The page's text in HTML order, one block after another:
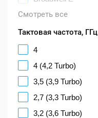
Смотреть все
Тактовая частота, ГГц
4
4 (4,2 Turbo)
3,5 (3,9 Turbo)
2,7 (3,3 Turbo)
3,2 (3,6 Turbo)